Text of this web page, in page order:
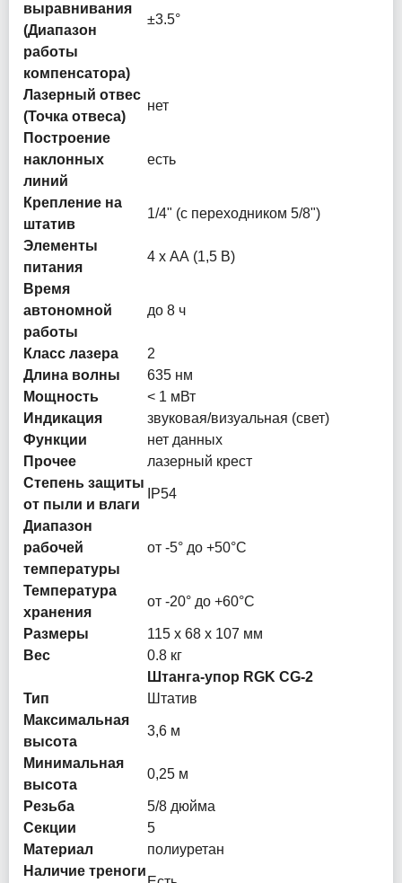
выравнивания
(Диапазон
работы
компенсатора)
±3.5°
Лазерный отвес
(Точка отвеса)
нет
Построение
наклонных
линий
есть
Крепление на
штатив
1/4" (с переходником 5/8")
Элементы
питания
4 х АА (1,5 В)
Время
автономной
работы
до 8 ч
Класс лазера
2
Длина волны
635 нм
Мощность
< 1 мВт
Индикация
звуковая/визуальная (свет)
Функции
нет данных
Прочее
лазерный крест
Степень защиты
от пыли и влаги
IP54
Диапазон
рабочей
температуры
от -5° до +50°С
Температура
хранения
от -20° до +60°С
Размеры
115 x 68 x 107 мм
Вес
0.8 кг
Штанга-упор RGK CG-2
Тип
Штатив
Максимальная
высота
3,6 м
Минимальная
высота
0,25 м
Резьба
5/8 дюйма
Секции
5
Материал
полиуретан
Наличие треноги